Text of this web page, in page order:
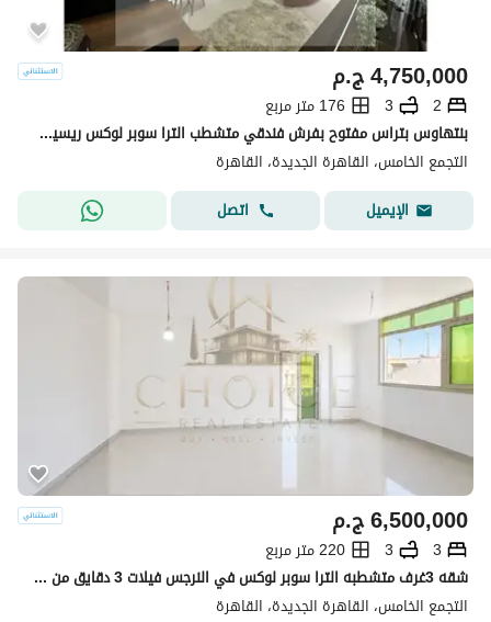
ج.م4,750,000
2
3
176 متر مربع
بنتهاوس بتراس مفتوح بفرش فندقي متشطب الترا سوبر لوكس ريسيل من المالك جاهز للسكن باميز لوكيشن بجوار سوان ليك التجمع الاول
التجمع الخامس، القاهرة الجديدة، القاهرة
الإيميل
اتصل
ج.م6,500,000
3
3
220 متر مربع
شقه 3غرف متشطبه الترا سوبر لوكس في النرجس فيلات 3 دقايق من التسعيين الجنوبي اول سكن ريسيل من المالك بسعر لقططططه بالتجمع الخامس
التجمع الخامس، القاهرة الجديدة، القاهرة